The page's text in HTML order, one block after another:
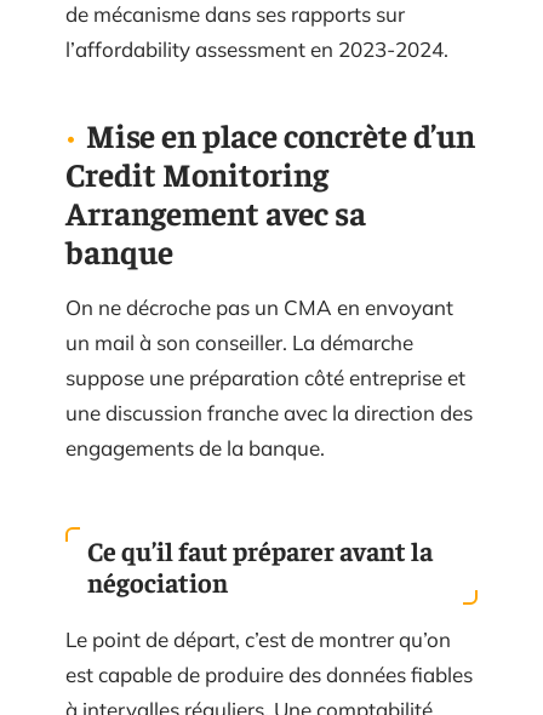
de mécanisme dans ses rapports sur
l’affordability assessment en 2023-2024.
Mise en place concrète d’un
Credit Monitoring
Arrangement avec sa
banque
On ne décroche pas un CMA en envoyant
un mail à son conseiller. La démarche
suppose une préparation côté entreprise et
une discussion franche avec la direction des
engagements de la banque.
Ce qu’il faut préparer avant la
négociation
Le point de départ, c’est de montrer qu’on
est capable de produire des données fiables
à intervalles réguliers. Une comptabilité